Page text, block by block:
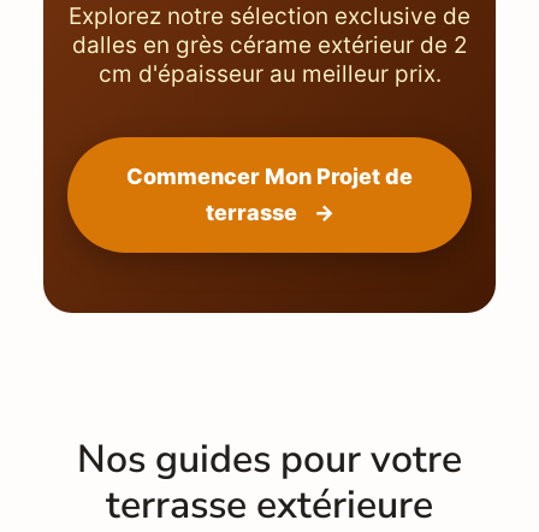
Explorez notre sélection exclusive de
dalles en grès cérame extérieur de 2
cm d'épaisseur au meilleur prix.
Commencer Mon Projet de
terrasse
→
Nos guides pour votre
terrasse extérieure